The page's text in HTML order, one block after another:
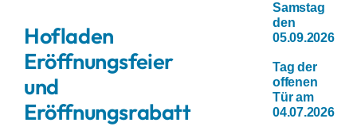
Hofladen
Eröffnungsfeier
und
Eröffnungsrabatt
Samstag
den
05.09.2026
Tag der
offenen
Tür am
04.07.2026